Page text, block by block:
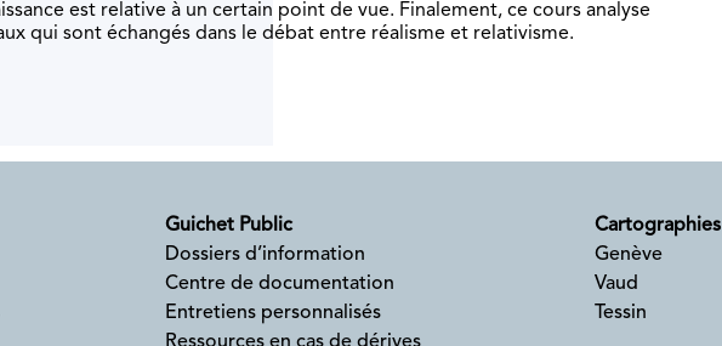
est relative à un certain point de vue. Finalement, ce cours analyse
qui sont échangés dans le débat entre réalisme et relativisme.
Guichet Public
Dossiers d’information
Centre de documentation
Entretiens personnalisés
Cartographies
Genève
Vaud
Tessin